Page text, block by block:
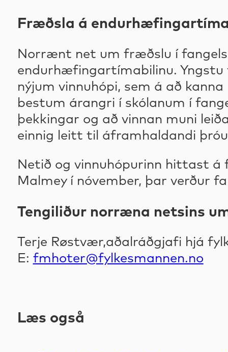
Fræðsla á
Norrænt net um fræðslu í
endurhæfingartímabilinu. Yngstu
nýjum vinnuhópi, sem á að
bestum árangri í skólanum í
þekkingar og að vinnan muni
einnig leitt til áframhaldandi
Netið og vinnuhópurinn hittast
Malmey í nóvember, þar verður
Tengiliður norræna netsins
Terje Røstvær,aðalráðgjafi hjá
E: fmhoter@fylkesmannen.no
Læs også